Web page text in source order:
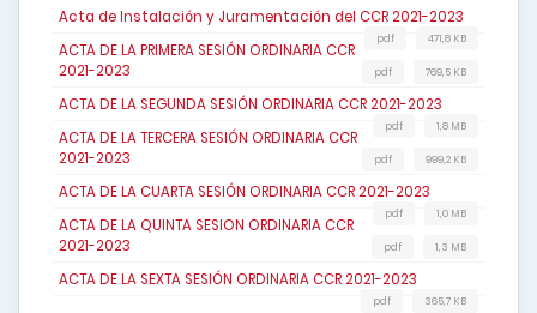
Acta de Instalación y Juramentación del CCR 2021-2023
471,8 KB
pdf
ACTA DE LA PRIMERA SESIÓN ORDINARIA CCR
2021-2023
769,5 KB
pdf
ACTA DE LA SEGUNDA SESIÓN ORDINARIA CCR 2021-2023
1,8 MB
pdf
ACTA DE LA TERCERA SESIÓN ORDINARIA CCR
2021-2023
999,2 KB
pdf
ACTA DE LA CUARTA SESIÓN ORDINARIA CCR 2021-2023
1,0 MB
pdf
ACTA DE LA QUINTA SESION ORDINARIA CCR
2021-2023
1,3 MB
pdf
ACTA DE LA SEXTA SESIÓN ORDINARIA CCR 2021-2023
365,7 KB
pdf